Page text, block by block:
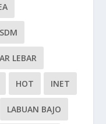
LEBAR
HOT INET
LABUAN BAJO